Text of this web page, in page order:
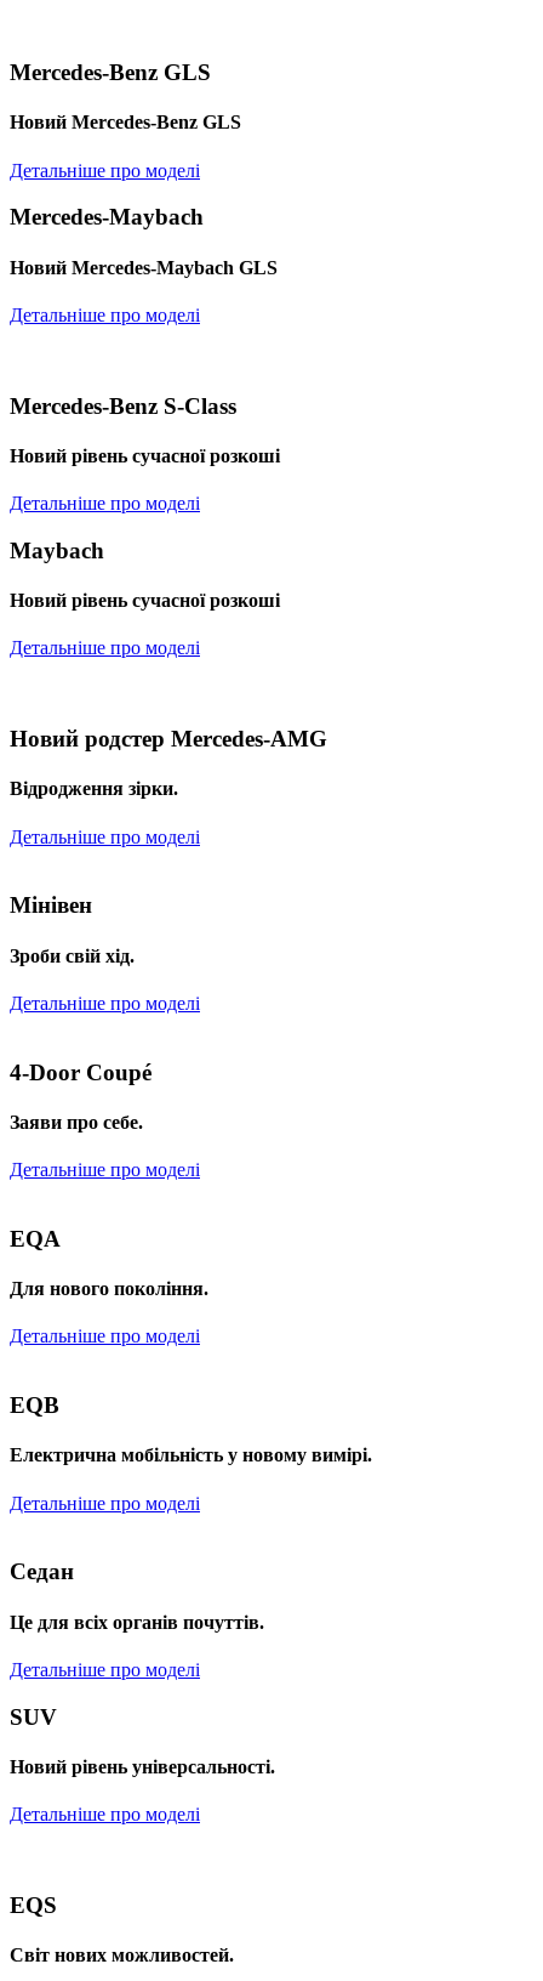
Mercedes-Benz GLS
Новий Mercedes-Benz GLS
Детальніше про моделі
Mercedes-Maybach
Новий Mercedes-Maybach GLS
Детальніше про моделі
Mercedes-Benz S-Class
Новий рівень сучасної розкоші
Детальніше про моделі
Maybach
Новий рівень сучасної розкоші
Детальніше про моделі
Новий родстер Mercedes-AMG
Відродження зірки.
Детальніше про моделі
Мінівен
Зроби свій хід.
Детальніше про моделі
4-Door Coupé
Заяви про себе.
Детальніше про моделі
EQA
Для нового покоління.
Детальніше про моделі
EQB
Електрична мобільність у новому вимірі.
Детальніше про моделі
Седан
Це для всіх органів почуттів.
Детальніше про моделі
SUV
Новий рівень універсальності.
Детальніше про моделі
EQS
Cвіт нових можливостей.